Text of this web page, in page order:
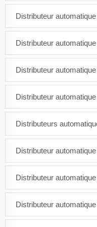
Distributeur
Distributeur
Distributeur
Distributeur
Distributeurs
Distributeur
Distributeur
Distributeur